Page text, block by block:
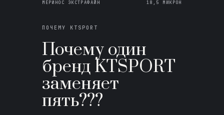
МЕРИНОС ЭКСТРАФАЙН 18,5 МИКРОН
ПОЧЕМУ KTSPORT
Почему один
бренд KTSPORT
заменяет
пять???